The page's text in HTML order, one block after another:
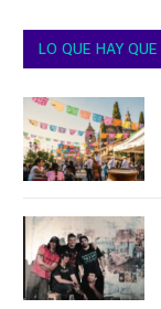
LO QUE HAY QUE